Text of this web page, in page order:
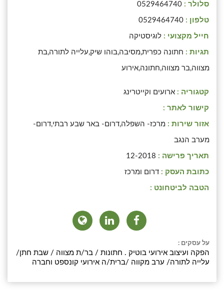
סלולר : 0529464740
טלפון : 0529464740
חייל מקצועי : לוגיסטיקה
תגיות : חתונה כפרית,מסיבה,בוהו שיק,עלייה לתורה,בת
מצווה,בר מצווה,חתונה,אירוע
קטגוריה : ארועים וקייטרינג
קישור לאתר :
אזור שירות : מרכז- השפלה,דרום- באר שבע רבתי,דרום-
מערב הנגב
תאריך פרישה : 12-2018
כתובת העסק : דרום ומרכז
הטבה לביטחונט :
על עסקים :
הפקה ועיצוב אירועי בוטיק . חתונות / בר/ת מצווה / שבת חתן/
עלייה לתורה/ ערב מקווה /ברית/ה אירועי קונספט וחברה